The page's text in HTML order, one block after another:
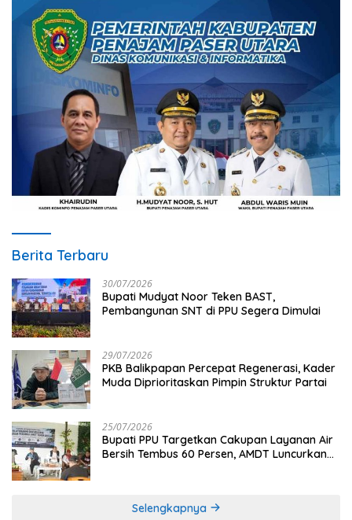
Berita Terbaru
30/07/2026
Bupati Mudyat Noor Teken BAST,
Pembangunan SNT di PPU Segera Dimulai
29/07/2026
PKB Balikpapan Percepat Regenerasi, Kader
Muda Diprioritaskan Pimpin Struktur Partai
25/07/2026
Bupati PPU Targetkan Cakupan Layanan Air
Bersih Tembus 60 Persen, AMDT Luncurkan
Selengkapnya